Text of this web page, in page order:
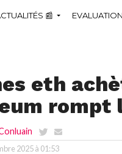
📰
eth
rompt
2025 à 01:53